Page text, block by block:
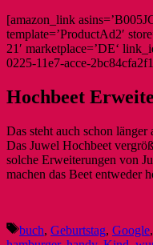
[amazon_link
template=’ProductAd2′
21′ marketplace=’DE‘
0225-11e7-acce-
Hochbeet
Das steht auch schon länger
Das Juwel Hochbeet
solche Erweiterungen von
machen das Beet entweder
Schlagwörter
buch, Geburtstag, Google,